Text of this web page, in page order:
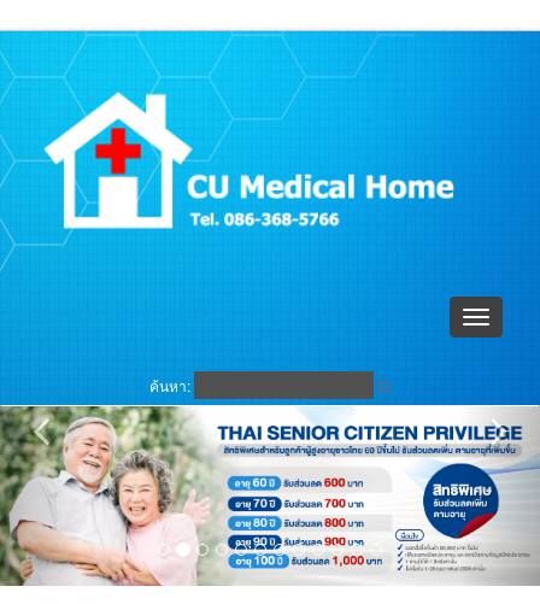
Toggle
ค้นหา: